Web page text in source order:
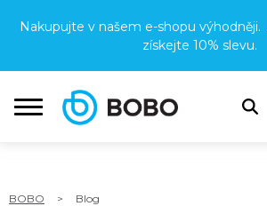
Nakupujte v našem e-shopu výhodněji.
získejte 10% slevu.
BOBO > Blog